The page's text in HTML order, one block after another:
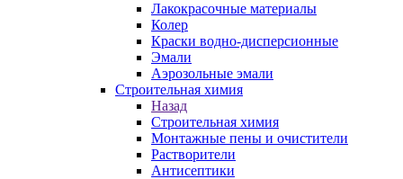
Лакокрасочные материалы
Колер
Краски водно-дисперсионные
Эмали
Аэрозольные эмали
Строительная химия
Назад
Строительная химия
Монтажные пены и очистители
Растворители
Антисептики